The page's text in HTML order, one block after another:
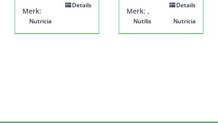
Details
Merk:
Nutricia
Details
Merk:
Nutilis
,
Nutricia